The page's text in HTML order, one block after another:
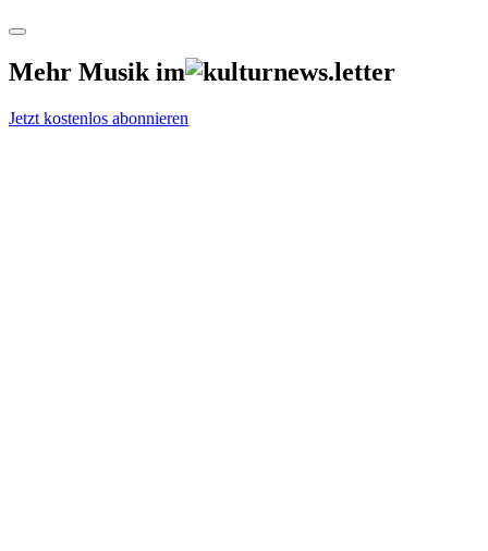
Mehr Musik im
Jetzt kostenlos abonnieren